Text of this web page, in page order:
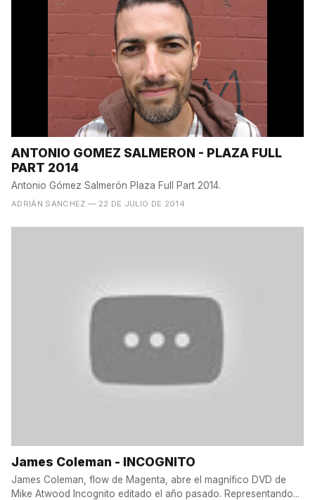
ANTONIO GOMEZ SALMERON - PLAZA FULL
PART 2014
Antonio Gómez Salmerón Plaza Full Part 2014.
ADRIÁN SANCHEZ — 22 DE JULIO DE 2014
James Coleman - INCOGNITO
James Coleman, flow de Magenta, abre el magnífico DVD de
Mike Atwood Incognito editado el año pasado. Representando...